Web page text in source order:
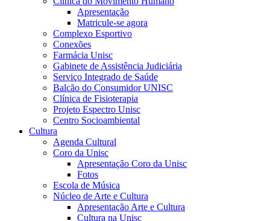
Apresentação
Matricule-se agora
Complexo Esportivo
Conexões
Farmácia Unisc
Gabinete de Assistência Judiciária
Serviço Integrado de Saúde
Balcão do Consumidor UNISC
Clínica de Fisioterapia
Projeto Espectro Unisc
Centro Socioambiental
Cultura
Agenda Cultural
Coro da Unisc
Apresentação Coro da Unisc
Fotos
Escola de Música
Núcleo de Arte e Cultura
Apresentação Arte e Cultura
Cultura na Unisc